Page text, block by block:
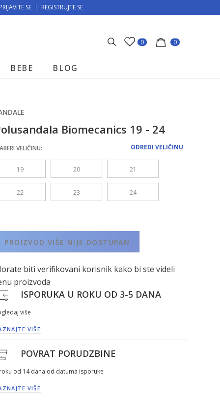
MOGUĆNOST BESPLATNE ISPORUKE!
PRIJAVITE SE REGISTRUJTE SE
0 0
BEBE BLOG
Biomecanics 19 - 24
ODREDI VELIČINU
VELIČINU:
19 20 21
22 23 24
PROIZVOD VIŠE NIJE DOSTUPAN
biti verifikovani korisnik kako bi ste videli
proizvoda
ISPORUKA U ROKU OD 3-5 DANA
više
VIŠE
POVRAT PORUDZBINE
od 14 dana od datuma isporuke
VIŠE